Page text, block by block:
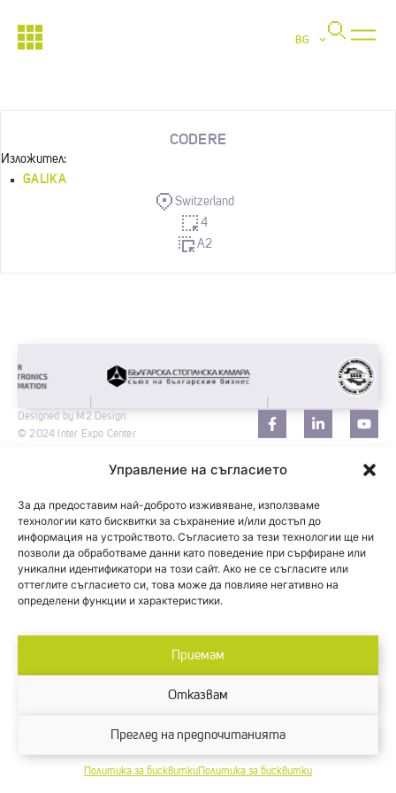
Управление на съгласието
За да предоставим най-доброто изживяване, използваме
технологии като бисквитки за съхранение и/или достъп до
информация на устройството. Съгласието за тези технологии ще ни
позволи да обработваме данни като поведение при сърфиране или
уникални идентификатори на този сайт. Ако не се съгласите или
оттеглите съгласието си, това може да повлияе негативно на
определени функции и характеристики.
Приемам
Отказвам
Преглед на предпочитанията
Политика за бисквитки Политика за бисквитки
BG
CODERE
Изложител:
GALIKA
Switzerland
4
A2
Designed by M2 Design.
© 2024 Inter Expo Center